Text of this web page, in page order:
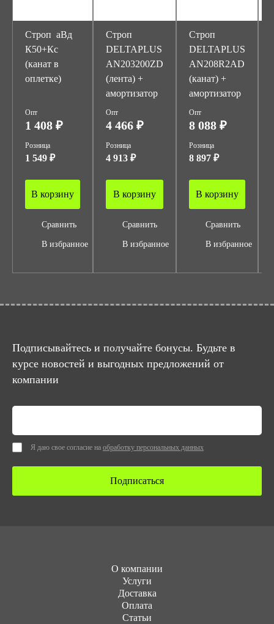
Строп аВд
К50+Кс
(канат в
оплетке)
Опт
1 408 ₽
Розница
1 549 ₽
В корзину
Сравнить
В избранное
Строп
DELTAPLUS
AN203200ZD
(лента) +
амортизатор
Опт
4 466 ₽
Розница
4 913 ₽
В корзину
Сравнить
В избранное
Строп
DELTAPLUS
AN208R2AD
(канат) +
амортизатор
Опт
8 088 ₽
Розница
8 897 ₽
В корзину
Сравнить
В избранное
Подписывайтесь и получайте бонусы. Будьте в
курсе новостей и выгодных предложений от
компании
Я даю свое согласие на обработку персональных данных
Подписаться
О компании
Услуги
Доставка
Оплата
Статьи